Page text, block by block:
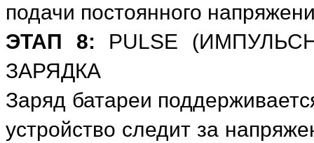
подачи постоянного
ЭТАП 8: PULSE
ЗАРЯДКА
Заряд батареи
устройство следит за